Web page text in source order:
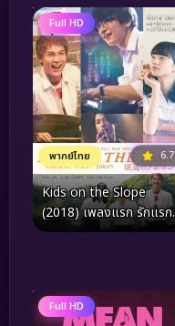
Full HD
พากย์ไทย 6.7
Kids on the Slope
(2018) เพลงแรก รักแรก
จูบแรก
Full HD